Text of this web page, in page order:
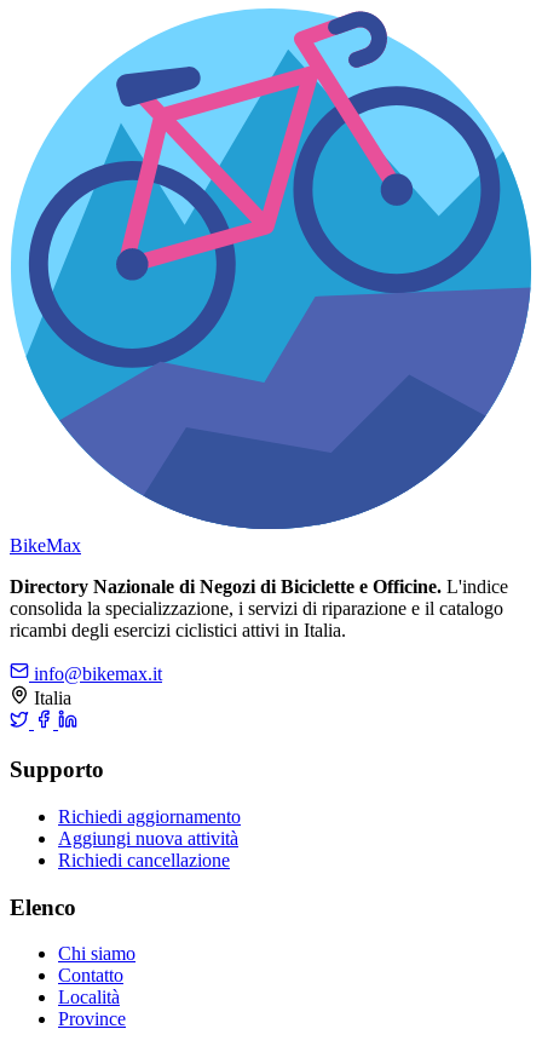
BikeMax
Directory Nazionale di Negozi di Biciclette e Officine. L'indice
consolida la specializzazione, i servizi di riparazione e il catalogo
ricambi degli esercizi ciclistici attivi in Italia.
info@bikemax.it
Italia
Supporto
Richiedi aggiornamento
Aggiungi nuova attività
Richiedi cancellazione
Elenco
Chi siamo
Contatto
Località
Province